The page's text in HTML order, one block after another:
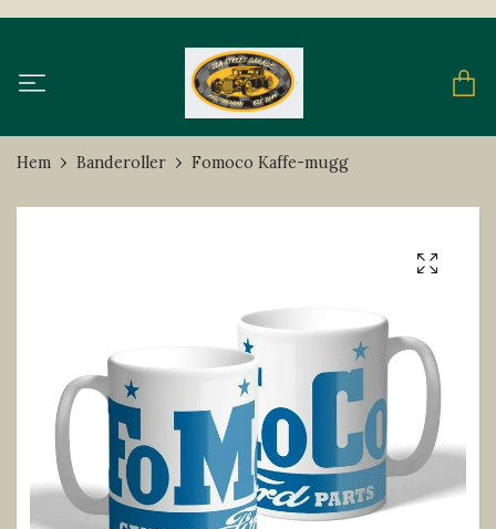
Hem Banderoller Fomoco Kaffe-mugg